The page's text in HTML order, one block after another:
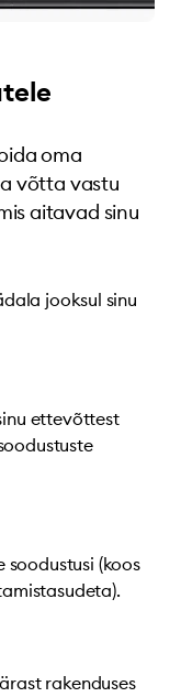
oma
võtta vastu
aitavad sinu
jooksul sinu
ettevõttest
soodustusi (koos
rakenduses